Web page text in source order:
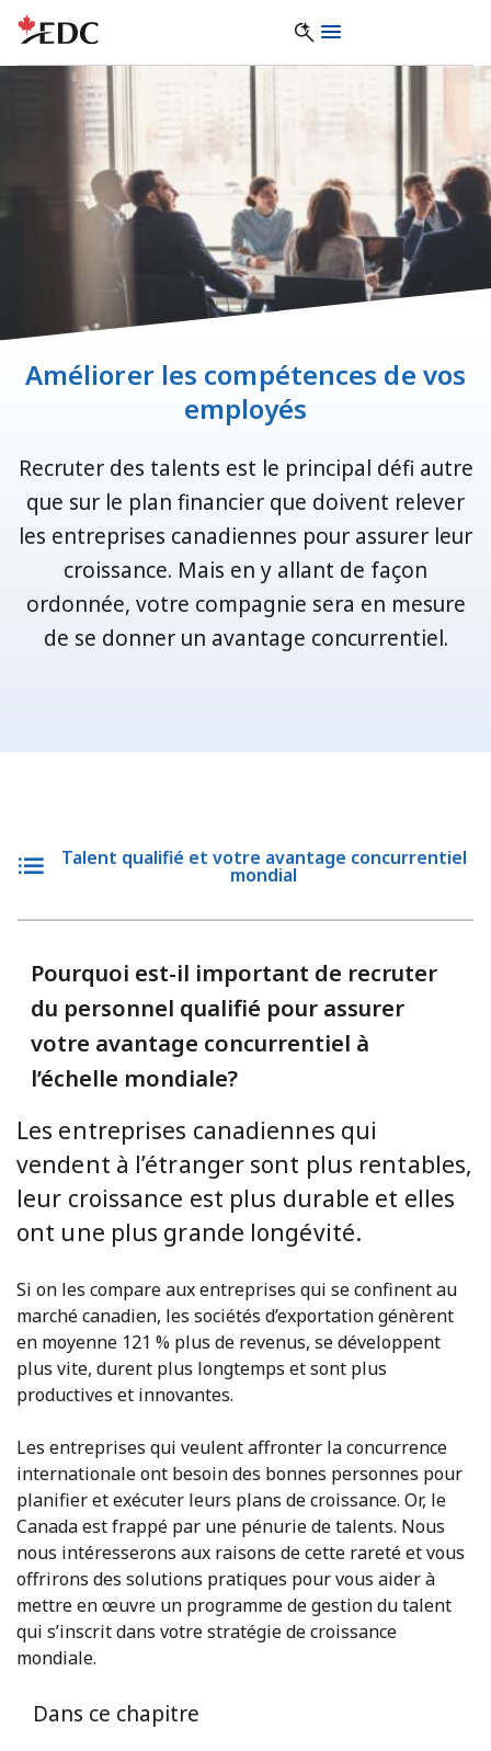
Améliorer les compétences de vos
employés
Recruter des talents est le principal défi autre
que sur le plan financier que doivent relever
les entreprises canadiennes pour assurer leur
croissance. Mais en y allant de façon
ordonnée, votre compagnie sera en mesure
de se donner un avantage concurrentiel.
Talent qualifié et votre avantage concurrentiel
mondial
Pourquoi est-il important de recruter
du personnel qualifié pour assurer
votre avantage concurrentiel à
l’échelle mondiale?
Les entreprises canadiennes qui
vendent à l’étranger sont plus rentables,
leur croissance est plus durable et elles
ont une plus grande longévité.
Si on les compare aux entreprises qui se confinent au
marché canadien, les sociétés d’exportation génèrent
en moyenne 121 % plus de revenus, se développent
plus vite, durent plus longtemps et sont plus
productives et innovantes.
Les entreprises qui veulent affronter la concurrence
internationale ont besoin des bonnes personnes pour
planifier et exécuter leurs plans de croissance. Or, le
Canada est frappé par une pénurie de talents. Nous
nous intéresserons aux raisons de cette rareté et vous
offrirons des solutions pratiques pour vous aider à
mettre en œuvre un programme de gestion du talent
qui s’inscrit dans votre stratégie de croissance
mondiale.
Dans ce chapitre